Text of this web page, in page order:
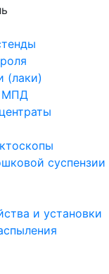
(лаки)
МПД
суспензии
и установки